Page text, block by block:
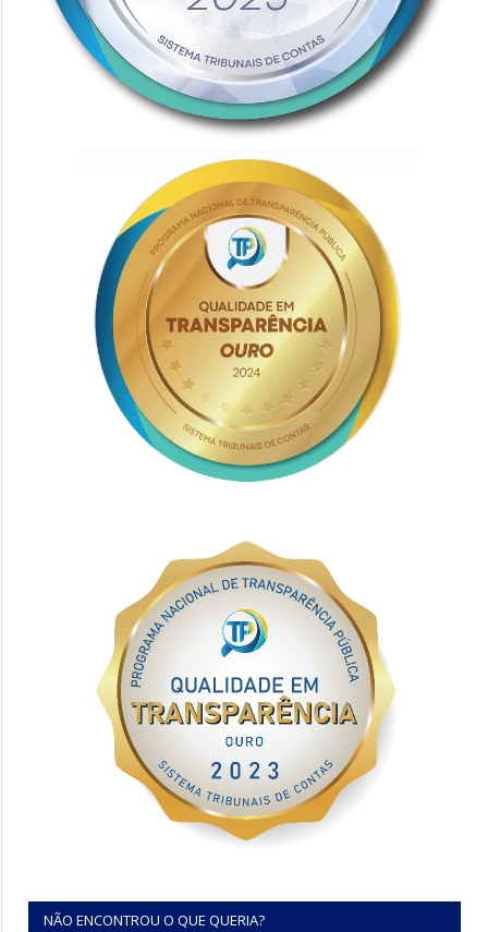
NÃO ENCONTROU O QUE QUERIA?